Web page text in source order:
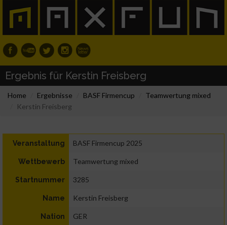
Ergebnis für Kerstin Freisberg
Home Ergebnisse BASF Firmencup
Teamwertung mixed
Kerstin Freisberg
Veranstaltung BASF Firmencup 2025
Wettbewerb Teamwertung mixed
Startnummer 3285
Name Kerstin Freisberg
Nation GER